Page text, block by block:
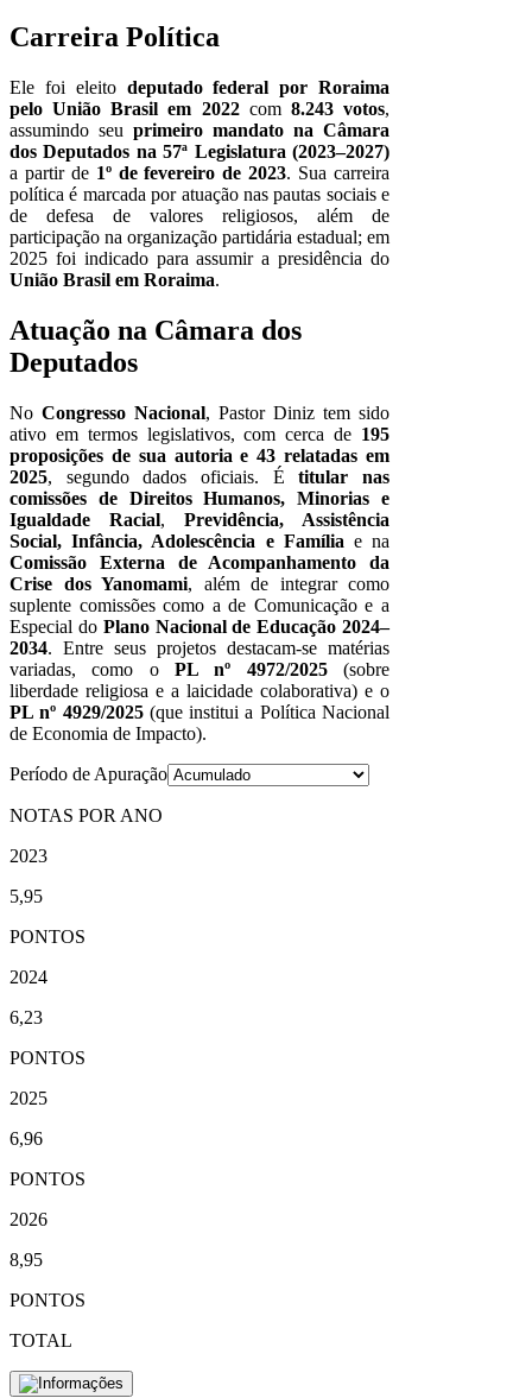
Carreira Política
Ele foi eleito deputado federal por Roraima
pelo União Brasil em 2022com 8.243 votos,
assumindo seu primeiro mandato na Câmara
dos Deputados na 57ª Legislatura (2023–2027)
a partir de 1º de fevereiro de 2023. Sua carreira
política é marcada por atuação nas pautas sociais e
de defesa de valores religiosos, além de
participação na organização partidária estadual; em
2025 foi indicado para assumir a presidência do
União Brasil em Roraima.
Atuação na Câmara dos
Deputados
No Congresso Nacional, Pastor Diniz tem sido
ativo em termos legislativos, com cerca de 195
proposições de sua autoria e 43 relatadas em
2025, segundo dados oficiais. Étitular nas
comissões de Direitos Humanos, Minorias e
Igualdade Racial, Previdência, Assistência
Social, Infância, Adolescência e Família e na
Comissão Externa de Acompanhamento da
Crise dos Yanomami, além de integrar como
suplente comissões como a de Comunicação e a
Especial do Plano Nacional de Educação 2024–
2034. Entre seus projetos destacam-se matérias
variadas, como o PL nº 4972/2025(sobre
liberdade religiosa e a laicidade colaborativa) e o
PL nº 4929/2025(que institui a Política Nacional
de Economia de Impacto).
Período de Apuração
NOTAS POR ANO
2023
5,95
PONTOS
2024
6,23
PONTOS
2025
6,96
PONTOS
2026
8,95
PONTOS
TOTAL